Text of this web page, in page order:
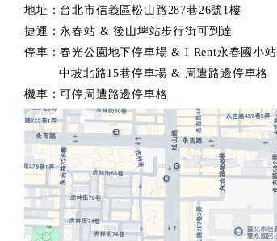
地址：台北市信義區松山路287巷26號1樓
捷運：永春站 & 後山埤站步行街可到達
停車：春光公園地下停車場 & I Rent永春國小站
中坡北路15巷停車場 & 周遭路邊停車格
機車：可停周遭路邊停車格